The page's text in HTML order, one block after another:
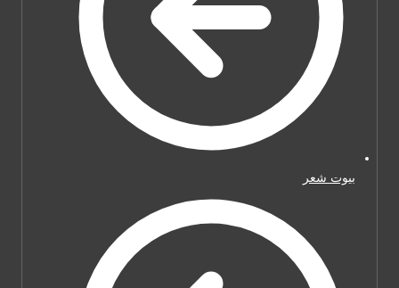
بيوت شعر